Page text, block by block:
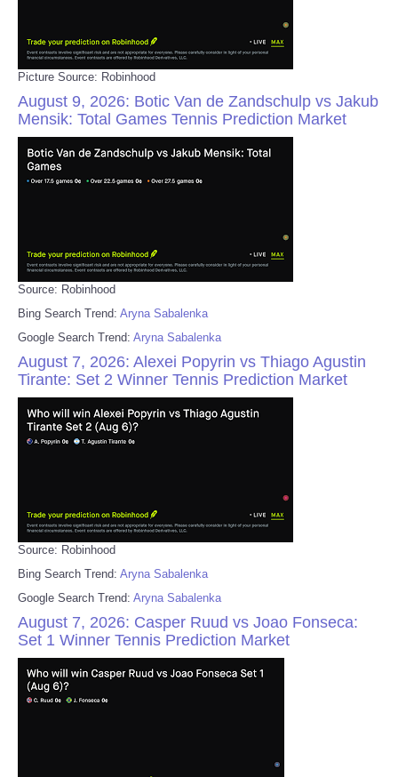
Picture Source: Robinhood
August 9, 2026: Botic Van de Zandschulp vs Jakub
Mensik: Total Games Tennis Prediction Market
Source: Robinhood
Bing Search Trend: Aryna Sabalenka
Google Search Trend: Aryna Sabalenka
August 7, 2026: Alexei Popyrin vs Thiago Agustin
Tirante: Set 2 Winner Tennis Prediction Market
Source: Robinhood
Bing Search Trend: Aryna Sabalenka
Google Search Trend: Aryna Sabalenka
August 7, 2026: Casper Ruud vs Joao Fonseca:
Set 1 Winner Tennis Prediction Market